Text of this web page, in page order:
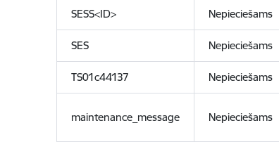
SESS<ID> Nepieciešams
SES Nepieciešams
TS01c44137 Nepieciešams
maintenance_message Nepieciešams